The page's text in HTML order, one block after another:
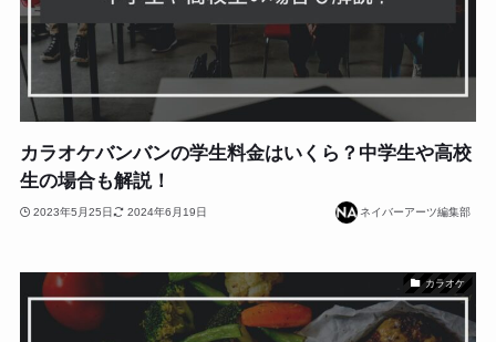
カラオケバンバンの学生料金はいくら？中学生や高校
生の場合も解説！
2023年5月25日 2024年6月19日 ネイバーアーツ編集部
カラオケ